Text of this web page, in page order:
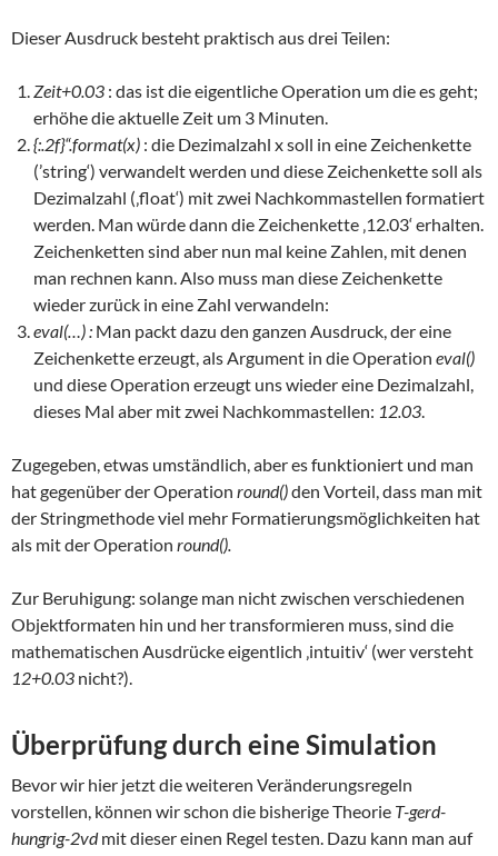
Dieser Ausdruck besteht praktisch aus drei Teilen:
Zeit+0.03 : das ist die eigentliche Operation um die es geht;
erhöhe die aktuelle Zeit um 3 Minuten.
{:.2f}“.format(x) : die Dezimalzahl x soll in eine Zeichenkette
(’string‘) verwandelt werden und diese Zeichenkette soll als
Dezimalzahl (‚float‘) mit zwei Nachkommastellen formatiert
werden. Man würde dann die Zeichenkette ‚12.03‘ erhalten.
Zeichenketten sind aber nun mal keine Zahlen, mit denen
man rechnen kann. Also muss man diese Zeichenkette
wieder zurück in eine Zahl verwandeln:
eval(…) : Man packt dazu den ganzen Ausdruck, der eine
Zeichenkette erzeugt, als Argument in die Operation eval()
und diese Operation erzeugt uns wieder eine Dezimalzahl,
dieses Mal aber mit zwei Nachkommastellen: 12.03.
Zugegeben, etwas umständlich, aber es funktioniert und man
hat gegenüber der Operation round()den Vorteil, dass man mit
der Stringmethode viel mehr Formatierungsmöglichkeiten hat
als mit der Operation round().
Zur Beruhigung: solange man nicht zwischen verschiedenen
Objektformaten hin und her transformieren muss, sind die
mathematischen Ausdrücke eigentlich ‚intuitiv‘ (wer versteht
12+0.03 nicht?).
Überprüfung durch eine Simulation
Bevor wir hier jetzt die weiteren Veränderungsregeln
vorstellen, können wir schon die bisherige Theorie T-gerd-
hungrig-2vdmit dieser einen Regel testen. Dazu kann man auf